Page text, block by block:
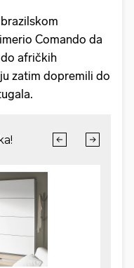
Comando da
afričkih
zatim dopremili do